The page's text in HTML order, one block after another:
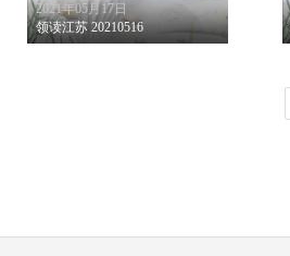
2021年05月17日
领读江苏 20210516